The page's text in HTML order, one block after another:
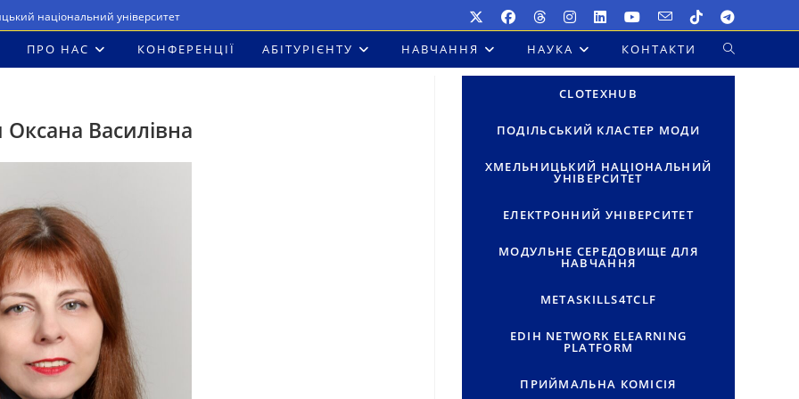
національний університет
ПРО НАС КОНФЕРЕНЦІЇ АБІТУРІЄНТУ НАВЧАННЯ НАУКА КОНТАКТИ
Василівна
CLOTEXHUB
ПОДІЛЬСЬКИЙ КЛАСТЕР МОДИ
ХМЕЛЬНИЦЬКИЙ НАЦІОНАЛЬНИЙ
УНІВЕРСИТЕТ
ЕЛЕКТРОННИЙ УНІВЕРСИТЕТ
МОДУЛЬНЕ СЕРЕДОВИЩЕ ДЛЯ
НАВЧАННЯ
METASKILLS4TCLF
EDIH NETWORK ELEARNING
PLATFORM
ПРИЙМАЛЬНА КОМІСІЯ